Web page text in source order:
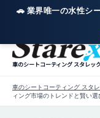
🚗 業界唯一の水性シ
容
車のシートコーティング スタレッ
車のシートコーティング スタ
ィング市場のトレンドと賢い選